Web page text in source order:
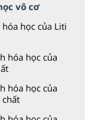
vô cơ
học của Liti
hóa học của
hóa học của
chất